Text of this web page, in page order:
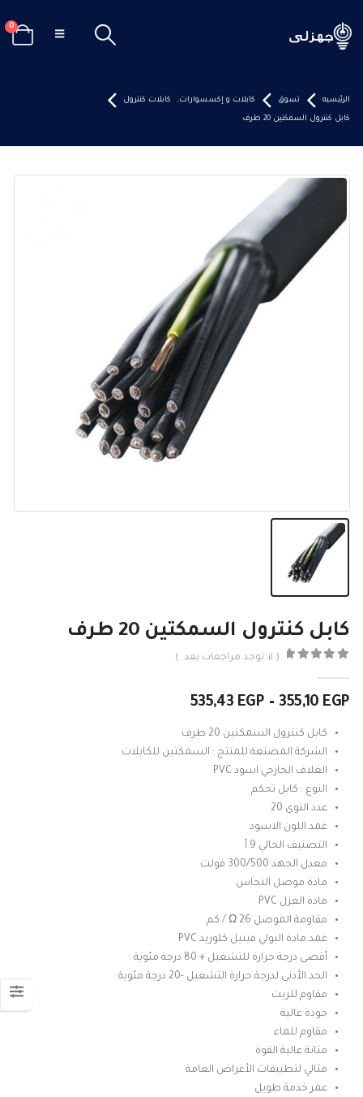
0
الرئيسيه تسوق كابلات و إكسسوارات, كابلات كنترول
كابل كنترول السمكتين 20 طرف
كابل كنترول السمكتين 20 طرف
( لا توجد مراجعات بعد. )
355,10 EGP
–
535,43 EGP
نطاق
من
كابل كنترول السمكتين 20 طرف
الشركة المصنعة للمنتج : السمكتين للكابلات
الغلاف الخارجي اسود PVC
النوع : كابل تحكم
عدد النوى 20
غمد اللون الاسود
التصنيف الحالي 9 أ
معدل الجهد 300/500 فولت
مادة موصل النحاس
مادة العزل PVC
مقاومة الموصل 26 Ω / كم
غمد مادة البولي فينيل كلوريد PVC
أقصى درجة حرارة للتشغيل + 80 درجة مئوية
الحد الأدنى لدرجة حرارة التشغيل -20 درجة مئوية
مقاوم للزيت
جودة عالية
مقاوم للماء
متانة عالية القوة
مثالي لتطبيقات الأغراض العامة
عمر خدمة طويل